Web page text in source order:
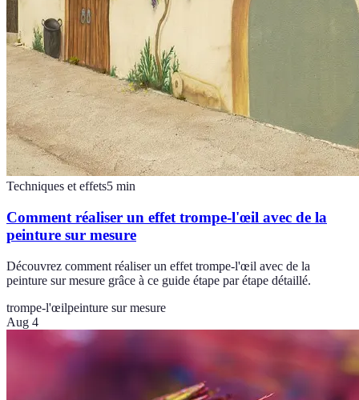
Techniques et effets5 min
Comment réaliser un effet trompe-l'œil avec de la
peinture sur mesure
Découvrez comment réaliser un effet trompe-l'œil avec de la
peinture sur mesure grâce à ce guide étape par étape détaillé.
trompe-l'œilpeinture sur mesure
Aug 4